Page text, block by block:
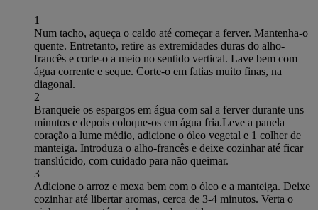
1
Num tacho, aqueça o caldo até começar a ferver. Mantenha-o
quente. Entretanto, retire as extremidades duras do alho-
francês e corte-o a meio no sentido vertical. Lave bem com
água corrente e seque. Corte-o em fatias muito finas, na
diagonal.
2
Branqueie os espargos em água com sal a ferver durante uns
minutos e depois coloque-os em água fria.Leve a panela
coração a lume médio, adicione o óleo vegetal e 1 colher de
manteiga. Introduza o alho-francês e deixe cozinhar até ficar
translúcido, com cuidado para não queimar.
3
Adicione o arroz e mexa bem com o óleo e a manteiga. Deixe
cozinhar até libertar aromas, cerca de 3-4 minutos. Verta o